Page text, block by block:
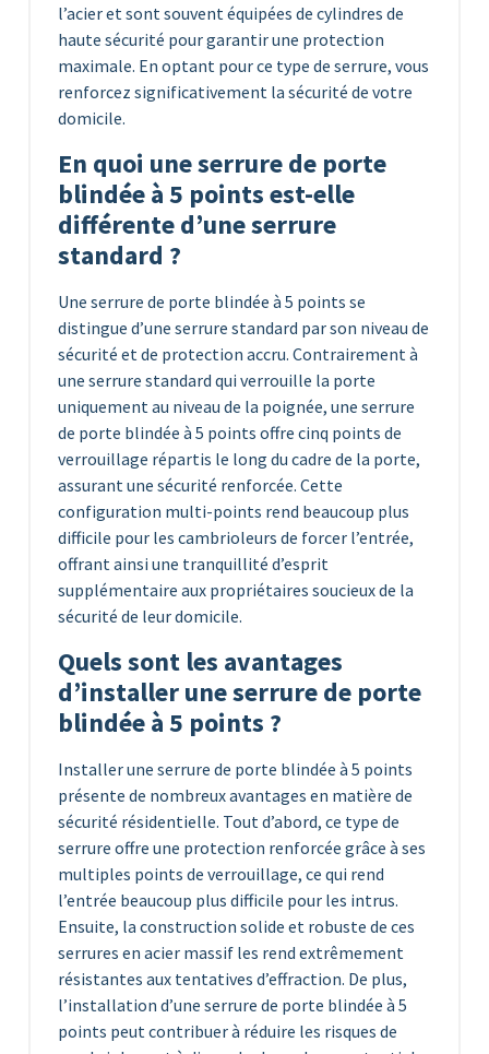
l’acier et sont souvent équipées de cylindres de
haute sécurité pour garantir une protection
maximale. En optant pour ce type de serrure, vous
renforcez significativement la sécurité de votre
domicile.
En quoi une serrure de porte
blindée à 5 points est-elle
différente d’une serrure
standard ?
Une serrure de porte blindée à 5 points se
distingue d’une serrure standard par son niveau de
sécurité et de protection accru. Contrairement à
une serrure standard qui verrouille la porte
uniquement au niveau de la poignée, une serrure
de porte blindée à 5 points offre cinq points de
verrouillage répartis le long du cadre de la porte,
assurant une sécurité renforcée. Cette
configuration multi-points rend beaucoup plus
difficile pour les cambrioleurs de forcer l’entrée,
offrant ainsi une tranquillité d’esprit
supplémentaire aux propriétaires soucieux de la
sécurité de leur domicile.
Quels sont les avantages
d’installer une serrure de porte
blindée à 5 points ?
Installer une serrure de porte blindée à 5 points
présente de nombreux avantages en matière de
sécurité résidentielle. Tout d’abord, ce type de
serrure offre une protection renforcée grâce à ses
multiples points de verrouillage, ce qui rend
l’entrée beaucoup plus difficile pour les intrus.
Ensuite, la construction solide et robuste de ces
serrures en acier massif les rend extrêmement
résistantes aux tentatives d’effraction. De plus,
l’installation d’une serrure de porte blindée à 5
points peut contribuer à réduire les risques de